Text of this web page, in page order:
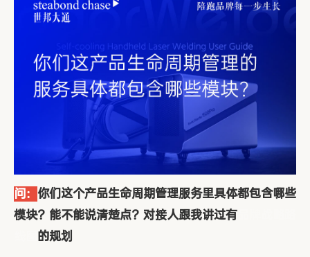
问： 你们这个产品生命周期管理服务里具体都包含哪些
模块？能不能说清楚点？对接人跟我讲过有
的规划